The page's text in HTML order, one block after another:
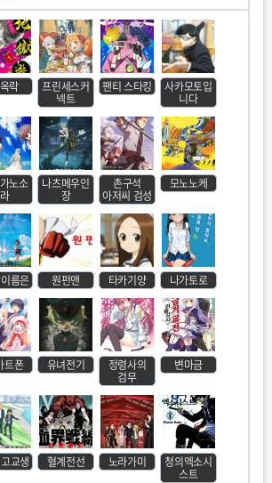
락 프린세스커
넥트
팬티 스타킹 사카모토입
니다
노소
라
나츠메우인
장
촌구석
아저씨 검성
모노노케
름은 원펀맨 타카기양 나가토로
트폰 유녀전기 정령사의
검무
변마금
교생 혈계전선 노라가미 청의엑소시
스트